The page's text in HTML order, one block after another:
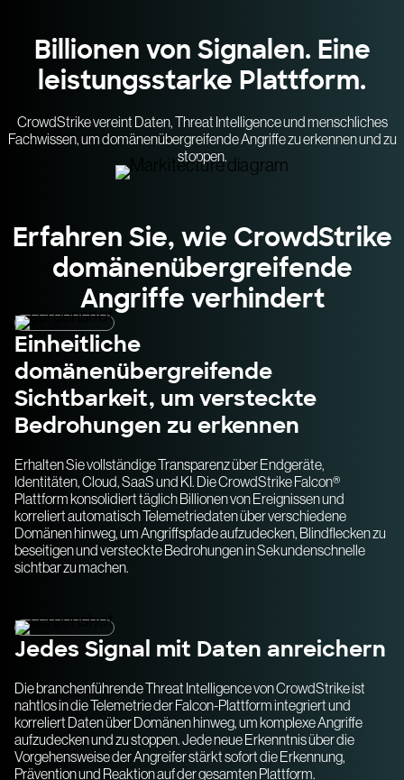
Billionen von Signalen. Eine
leistungsstarke Plattform.
CrowdStrike vereint Daten, Threat Intelligence und menschliches
Fachwissen, um domänenübergreifende Angriffe zu erkennen und zu
stoppen.
Erfahren Sie, wie CrowdStrike
domänenübergreifende
Angriffe verhindert
Einheitliche
domänenübergreifende
Sichtbarkeit, um versteckte
Bedrohungen zu erkennen
Erhalten Sie vollständige Transparenz über Endgeräte,
Identitäten, Cloud, SaaS und KI. Die CrowdStrike Falcon®
Plattform konsolidiert täglich Billionen von Ereignissen und
korreliert automatisch Telemetriedaten über verschiedene
Domänen hinweg, um Angriffspfade aufzudecken, Blindflecken zu
beseitigen und versteckte Bedrohungen in Sekundenschnelle
sichtbar zu machen.
Jedes Signal mit Daten anreichern
Die branchenführende Threat Intelligence von CrowdStrike ist
nahtlos in die Telemetrie der Falcon-Plattform integriert und
korreliert Daten über Domänen hinweg, um komplexe Angriffe
aufzudecken und zu stoppen. Jede neue Erkenntnis über die
Vorgehensweise der Angreifer stärkt sofort die Erkennung,
Prävention und Reaktion auf der gesamten Plattform.